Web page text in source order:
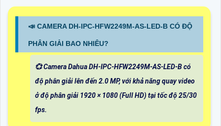
📣 CAMERA DH-IPC-HFW2249M-AS-LED-B CÓ ĐỘ
PHÂN GIẢI BAO NHIÊU?
💞 Camera Dahua DH-IPC-HFW2249M-AS-LED-B có
độ phân giải lên đến 2.0 MP, với khả năng quay video
ở độ phân giải 1920 × 1080 (Full HD) tại tốc độ 25/30
fps.